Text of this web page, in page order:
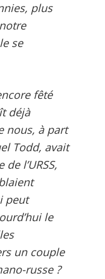
plus
se
fêté
déjà
nous, à part
Todd, avait
l’URSS,
peut
le
un couple
russe ?